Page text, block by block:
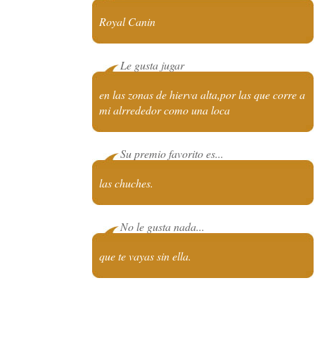
Royal Canin
Le gusta jugar
en las zonas de hierva alta,por las que corre a
mi alrrededor como una loca
Su premio favorito es...
las chuches.
No le gusta nada...
que te vayas sin ella.